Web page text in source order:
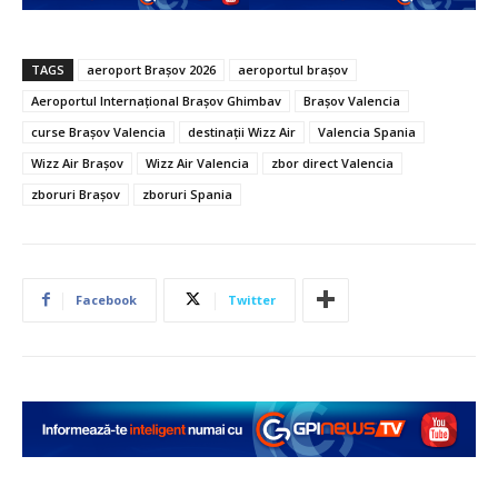
TAGS aeroport Brașov 2026
aeroportul brașov
Aeroportul Internațional Brașov Ghimbav
Brașov Valencia
curse Brașov Valencia
destinații Wizz Air
Valencia Spania
Wizz Air Brașov
Wizz Air Valencia
zbor direct Valencia
zboruri Brașov
zboruri Spania
Facebook Twitter